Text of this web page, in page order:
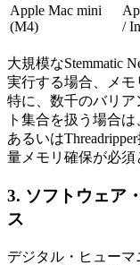
Apple Mac mini
(M4)
/
大規模なStemmatic
実行する場合、メモ
特に、数千のバリ
ト集合を扱う場合は
あるいは
量メモリ確保が必須
3. ソフトウェア
ス
デジタル・ヒュー